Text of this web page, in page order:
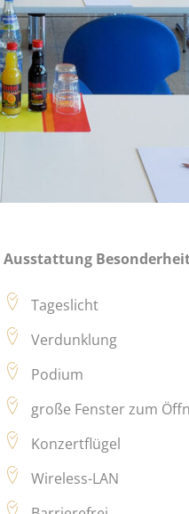
Ausstattung
Tageslicht
Verdunklung
Podium
große Fenster zum
Konzertflügel
Wireless-LAN